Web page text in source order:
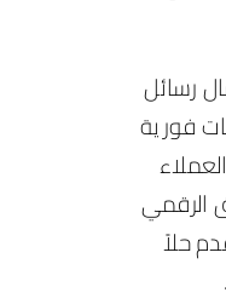
رسائل
فورية
الرقمي
حلاً